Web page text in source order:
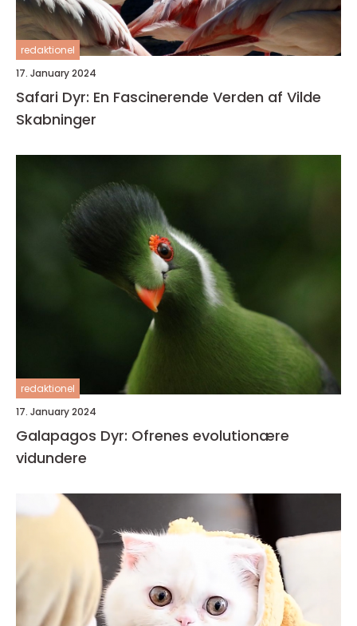
redaktionel
17. January 2024
Safari Dyr: En Fascinerende Verden af Vilde
Skabninger
redaktionel
17. January 2024
Galapagos Dyr: Ofrenes evolutionære
vidundere